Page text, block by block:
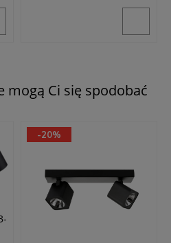
Lumenix
mogą Ci się spodobać
-20%